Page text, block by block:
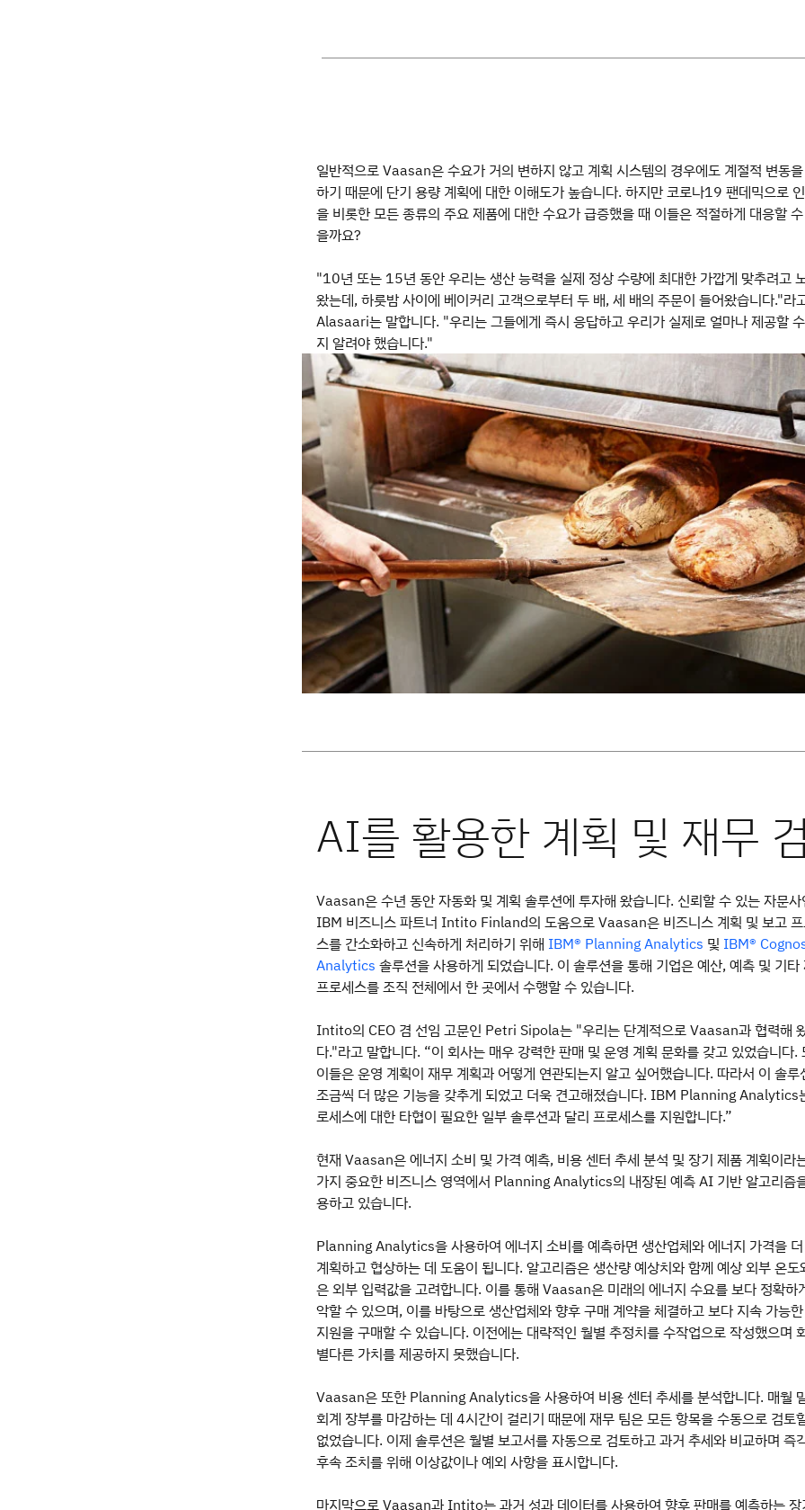
일반적으로 Vaasan은 수요가 거의 변하지 않고 계획 시스템의 경우에도 계절적 변동
하기 때문에 단기 용량 계획에 대한 이해도가 높습니다. 하지만 코로나19 팬데믹으로
을 비롯한 모든 종류의 주요 제품에 대한 수요가 급증했을 때 이들은 적절하게 대응할
을까요?
"10년 또는 15년 동안 우리는 생산 능력을 실제 정상 수량에 최대한 가깝게 맞추려고
왔는데, 하룻밤 사이에 베이커리 고객으로부터 두 배, 세 배의 주문이 들어왔습니다."라
Alasaari는 말합니다. "우리는 그들에게 즉시 응답하고 우리가 실제로 얼마나 제공할
지 알려야 했습니다."
Vaasan은 수년 동안 자동화 및 계획 솔루션에 투자해 왔습니다. 신뢰할 수 있는 자문사
IBM 비즈니스 파트너 Intito Finland의 도움으로 Vaasan은 비즈니스 계획 및 보고
스를 간소화하고 신속하게 처리하기 위해 IBM® Planning Analytics 및 IBM®
Analytics 솔루션을 사용하게 되었습니다. 이 솔루션을 통해 기업은 예산, 예측 및 기타
프로세스를 조직 전체에서 한 곳에서 수행할 수 있습니다.
Intito의 CEO 겸 선임 고문인 Petri Sipola는 "우리는 단계적으로 Vaasan과 협력해
다."라고 말합니다. “이 회사는 매우 강력한 판매 및 운영 계획 문화를 갖고 있었습니다.
이들은 운영 계획이 재무 계획과 어떻게 연관되는지 알고 싶어했습니다. 따라서 이 솔루
조금씩 더 많은 기능을 갖추게 되었고 더욱 견고해졌습니다. IBM Planning Analytics
로세스에 대한 타협이 필요한 일부 솔루션과 달리 프로세스를 지원합니다.”
현재 Vaasan은 에너지 소비 및 가격 예측, 비용 센터 추세 분석 및 장기 제품 계획이라
가지 중요한 비즈니스 영역에서 Planning Analytics의 내장된 예측 AI 기반 알고리즘
용하고 있습니다.
Planning Analytics을 사용하여 에너지 소비를 예측하면 생산업체와 에너지 가격을
계획하고 협상하는 데 도움이 됩니다. 알고리즘은 생산량 예상치와 함께 예상 외부 온도
은 외부 입력값을 고려합니다. 이를 통해 Vaasan은 미래의 에너지 수요를 보다 정확하
악할 수 있으며, 이를 바탕으로 생산업체와 향후 구매 계약을 체결하고 보다 지속 가능
지원을 구매할 수 있습니다. 이전에는 대략적인 월별 추정치를 수작업으로 작성했으며
별다른 가치를 제공하지 못했습니다.
Vaasan은 또한 Planning Analytics을 사용하여 비용 센터 추세를 분석합니다. 매월
회계 장부를 마감하는 데 4시간이 걸리기 때문에 재무 팀은 모든 항목을 수동으로 검토
없었습니다. 이제 솔루션은 월별 보고서를 자동으로 검토하고 과거 추세와 비교하며 즉
후속 조치를 위해 이상값이나 예외 사항을 표시합니다.
마지막으로 Vaasan과 Intito는 과거 성과 데이터를 사용하여 향후 판매를 예측하는 장